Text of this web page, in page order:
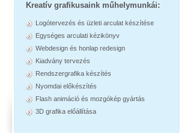
Kreatív grafikusaink műhelymunkái:
Logótervezés és üzleti arculat készítése
Egységes arculati kézikönyv
Webdesign és honlap redesign
Kiadvány tervezés
Rendszergrafika készítés
Nyomdai előkészítés
Flash animáció és mozgókép gyártás
3D grafika előállítása